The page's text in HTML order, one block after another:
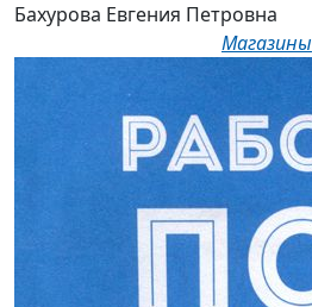
Бахурова Евгения Петровна
Магазины